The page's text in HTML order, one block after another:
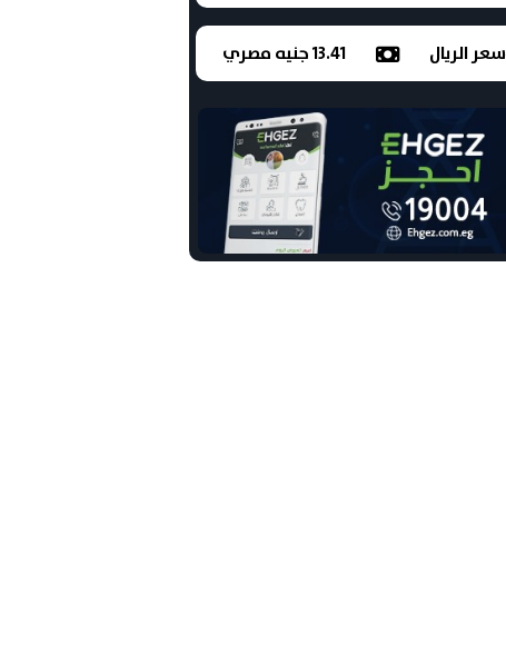
سعر الريال 13.41 جنيه مصري